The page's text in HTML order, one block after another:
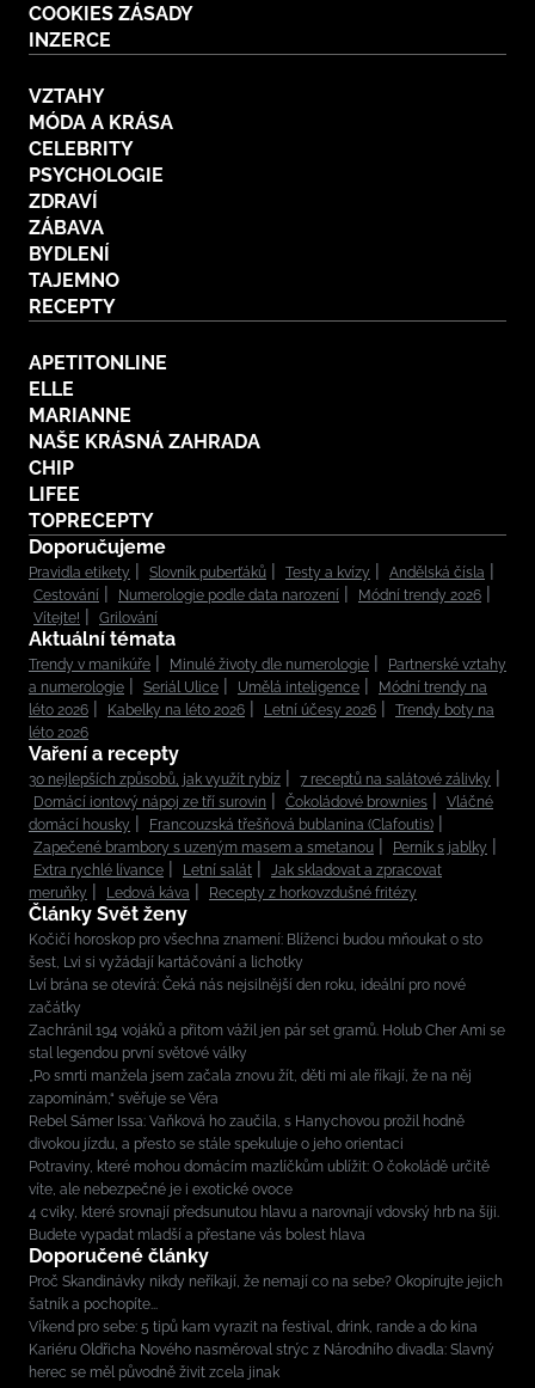
COOKIES ZÁSADY
INZERCE
VZTAHY
MÓDA A KRÁSA
CELEBRITY
PSYCHOLOGIE
ZDRAVÍ
ZÁBAVA
BYDLENÍ
TAJEMNO
RECEPTY
APETITONLINE
ELLE
MARIANNE
NAŠE KRÁSNÁ ZAHRADA
CHIP
LIFEE
TOPRECEPTY
Doporučujeme
Pravidla etikety Slovník puberťáků Testy a kvízy
Andělská čísla
Cestování
Numerologie podle data narození
Módní trendy 2026
Vítejte!
Grilování
Aktuální témata
Trendy v manikúře Minulé životy dle numerologie
Partnerské vztahy
a numerologie
Seriál Ulice Umělá inteligence
Módní trendy na
léto 2026
Kabelky na léto 2026 Letní účesy 2026
Trendy boty na
léto 2026
Vaření a recepty
30 nejlepších způsobů, jak využít rybíz
7 receptů na salátové zálivky
Domácí iontový nápoj ze tří surovin
Čokoládové brownies
Vláčné
domácí housky
Francouzská třešňová bublanina (Clafoutis)
Zapečené brambory s uzeným masem a smetanou
Perník s jablky
Extra rychlé lívance
Letní salát
Jak skladovat a zpracovat
meruňky
Ledová káva Recepty z horkovzdušné fritézy
Články Svět ženy
Kočičí horoskop pro všechna znamení: Blíženci budou mňoukat o sto
šest, Lvi si vyžádají kartáčování a lichotky
Lví brána se otevírá: Čeká nás nejsilnější den roku, ideální pro nové
začátky
Zachránil 194 vojáků a přitom vážil jen pár set gramů. Holub Cher Ami se
stal legendou první světové války
„Po smrti manžela jsem začala znovu žít, děti mi ale říkají, že na něj
zapomínám,“ svěřuje se Věra
Rebel Sámer Issa: Vaňková ho zaučila, s Hanychovou prožil hodně
divokou jízdu, a přesto se stále spekuluje o jeho orientaci
Potraviny, které mohou domácím mazlíčkům ublížit: O čokoládě určitě
víte, ale nebezpečné je i exotické ovoce
4 cviky, které srovnají předsunutou hlavu a narovnají vdovský hrb na šíji.
Budete vypadat mladší a přestane vás bolest hlava
Doporučené články
Proč Skandinávky nikdy neříkají, že nemají co na sebe? Okopírujte jejich
šatník a pochopíte...
Víkend pro sebe: 5 tipů kam vyrazit na festival, drink, rande a do kina
Kariéru Oldřicha Nového nasměroval strýc z Národního divadla: Slavný
herec se měl původně živit zcela jinak